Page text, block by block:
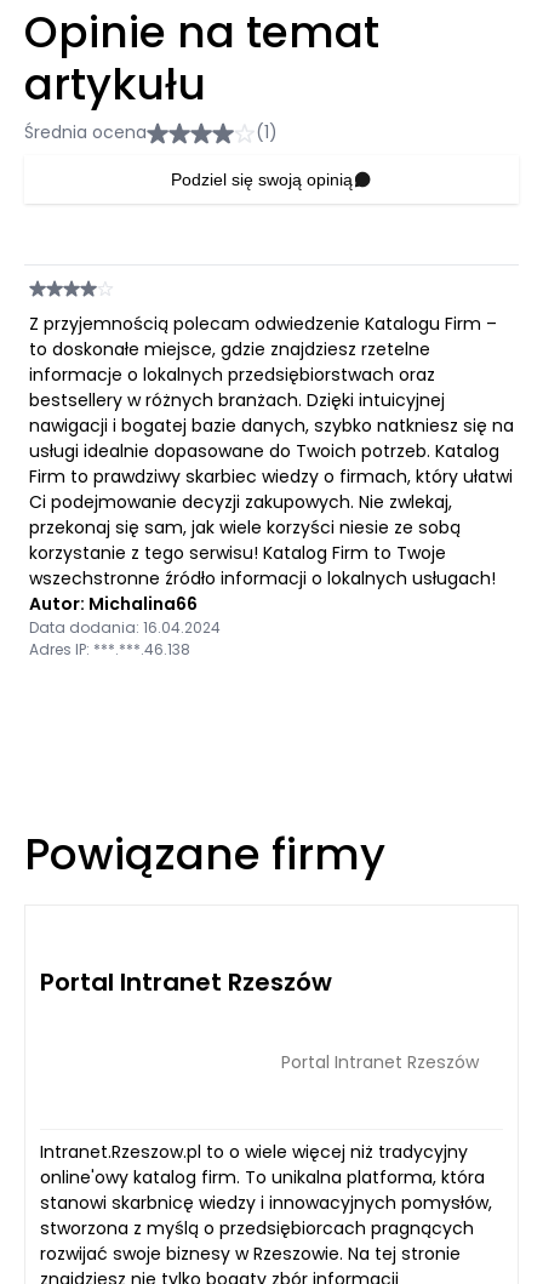
Opinie na temat
artykułu
Średnia ocena (1)
Podziel się swoją opinią
Z przyjemnością polecam odwiedzenie Katalogu Firm –
to doskonałe miejsce, gdzie znajdziesz rzetelne
informacje o lokalnych przedsiębiorstwach oraz
bestsellery w różnych branżach. Dzięki intuicyjnej
nawigacji i bogatej bazie danych, szybko natkniesz się na
usługi idealnie dopasowane do Twoich potrzeb. Katalog
Firm to prawdziwy skarbiec wiedzy o firmach, który ułatwi
Ci podejmowanie decyzji zakupowych. Nie zwlekaj,
przekonaj się sam, jak wiele korzyści niesie ze sobą
korzystanie z tego serwisu! Katalog Firm to Twoje
wszechstronne źródło informacji o lokalnych usługach!
Autor: Michalina66
Data dodania: 16.04.2024
Adres IP: ***.***.46.138
Powiązane firmy
Portal Intranet Rzeszów
Portal Intranet Rzeszów
Intranet.Rzeszow.pl to o wiele więcej niż tradycyjny
online'owy katalog firm. To unikalna platforma, która
stanowi skarbnicę wiedzy i innowacyjnych pomysłów,
stworzona z myślą o przedsiębiorcach pragnących
rozwijać swoje biznesy w Rzeszowie. Na tej stronie
znajdziesz nie tylko bogaty zbór informacji